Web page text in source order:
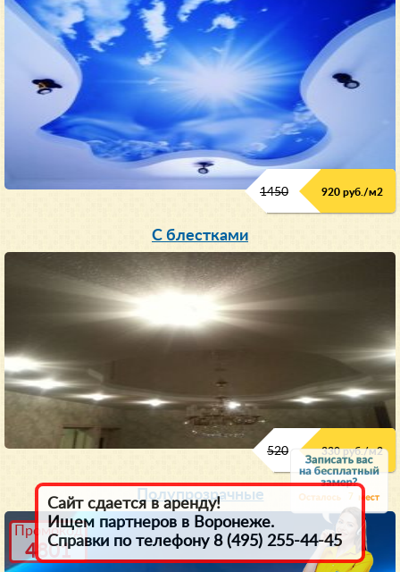
7
Промокод
4801
1450 920 руб./м2
C блестками
520 330 руб./м2
Полупрозрачные
Сайт сдается в аренду!
Ищем партнеров в Воронеже.
Справки по телефону 8 (495) 255-44-45